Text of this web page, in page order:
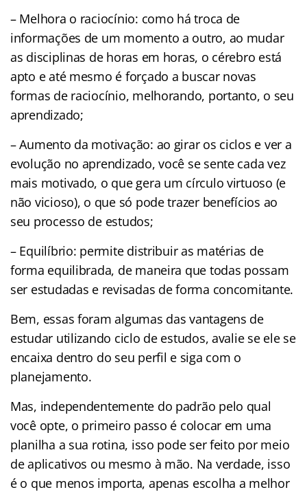
– Melhora o raciocínio: como há troca de
informações de um momento a outro, ao mudar
as disciplinas de horas em horas, o cérebro está
apto e até mesmo é forçado a buscar novas
formas de raciocínio, melhorando, portanto, o seu
aprendizado;
– Aumento da motivação: ao girar os ciclos e ver a
evolução no aprendizado, você se sente cada vez
mais motivado, o que gera um círculo virtuoso (e
não vicioso), o que só pode trazer benefícios ao
seu processo de estudos;
– Equilíbrio: permite distribuir as matérias de
forma equilibrada, de maneira que todas possam
ser estudadas e revisadas de forma concomitante.
Bem, essas foram algumas das vantagens de
estudar utilizando ciclo de estudos, avalie se ele se
encaixa dentro do seu perfil e siga com o
planejamento.
Mas, independentemente do padrão pelo qual
você opte, o primeiro passo é colocar em uma
planilha a sua rotina, isso pode ser feito por meio
de aplicativos ou mesmo à mão. Na verdade, isso
é o que menos importa, apenas escolha a melhor